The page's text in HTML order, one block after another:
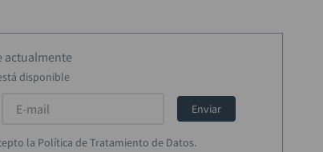
actualmente
disponible
Enviar
la Política de Tratamiento de Datos.